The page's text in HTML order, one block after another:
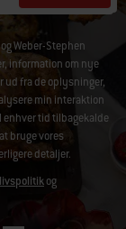
Weber-Stephen
information om nye
ud fra de oplysninger,
min interaktion
tid tilbagekalde
bruge vores
detaljer.
og